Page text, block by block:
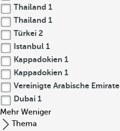
Thailand 1
Thailand 1
Türkei 2
Istanbul 1
Kappadokien 1
Kappadokien 1
Vereinigte Arabische Emirate
Dubai 1
Mehr Weniger
Thema